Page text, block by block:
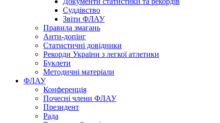
Суддівство
Звіти ФЛАУ
Правила змагань
Анти-допінг
Статистичні довідники
Рекорди України з легкої атлетики
Буклети
Методичні матеріали
ФЛАУ
Конференція
Почесні члени ФЛАУ
Президент
Рада